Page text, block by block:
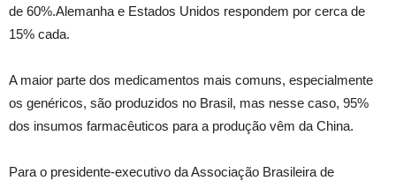
de 60%.Alemanha e Estados Unidos respondem por cerca de
15% cada.
A maior parte dos medicamentos mais comuns, especialmente
os genéricos, são produzidos no Brasil, mas nesse caso, 95%
dos insumos farmacêuticos para a produção vêm da China.
Para o presidente-executivo da Associação Brasileira de